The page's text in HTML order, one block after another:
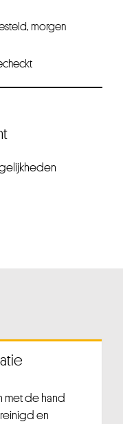
morgen
met de hand
en